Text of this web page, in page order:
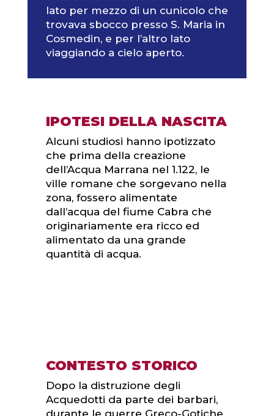
lato per mezzo di un cunicolo che
trovava sbocco presso S. Maria in
Cosmedin, e per l’altro lato
viaggiando a cielo aperto.
IPOTESI DELLA NASCITA
Alcuni studiosi hanno ipotizzato
che prima della creazione
dell’Acqua Marrana nel 1.122, le
ville romane che sorgevano nella
zona, fossero alimentate
dall’acqua del fiume Cabra che
originariamente era ricco ed
alimentato da una grande
quantità di acqua.
CONTESTO STORICO
Dopo la distruzione degli
Acquedotti da parte dei barbari,
durante le guerre Greco-Gotiche